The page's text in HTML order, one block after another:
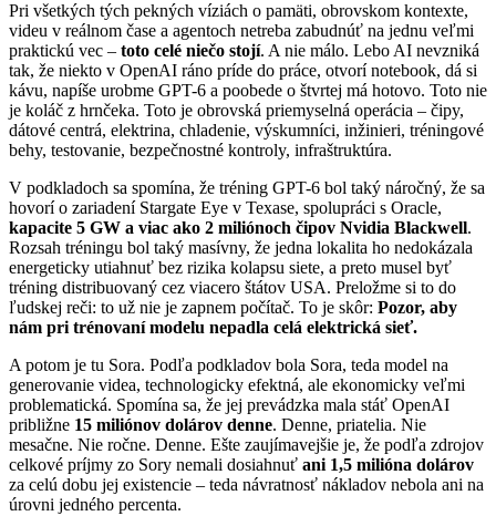
Pri všetkých tých pekných víziách o pamäti, obrovskom kontexte,
videu v reálnom čase a agentoch netreba zabudnúť na jednu veľmi
praktickú vec – toto celé niečo stojí. A nie málo. Lebo AI nevzniká
tak, že niekto v OpenAI ráno príde do práce, otvorí notebook, dá si
kávu, napíše urobme GPT-6 a poobede o štvrtej má hotovo. Toto nie
je koláč z hrnčeka. Toto je obrovská priemyselná operácia – čipy,
dátové centrá, elektrina, chladenie, výskumníci, inžinieri, tréningové
behy, testovanie, bezpečnostné kontroly, infraštruktúra.
V podkladoch sa spomína, že tréning GPT-6 bol taký náročný, že sa
hovorí o zariadení Stargate Eye v Texase, spolupráci s Oracle,
kapacite 5 GW a viac ako 2 miliónoch čipov Nvidia Blackwell.
Rozsah tréningu bol taký masívny, že jedna lokalita ho nedokázala
energeticky utiahnuť bez rizika kolapsu siete, a preto musel byť
tréning distribuovaný cez viacero štátov USA. Preložme si to do
ľudskej reči: to už nie je zapnem počítač. To je skôr: Pozor, aby
nám pri trénovaní modelu nepadla celá elektrická sieť.
A potom je tu Sora. Podľa podkladov bola Sora, teda model na
generovanie videa, technologicky efektná, ale ekonomicky veľmi
problematická. Spomína sa, že jej prevádzka mala stáť OpenAI
približne 15 miliónov dolárov denne. Denne, priatelia. Nie
mesačne. Nie ročne. Denne. Ešte zaujímavejšie je, že podľa zdrojov
celkové príjmy zo Sory nemali dosiahnuť ani 1,5 milióna dolárov
za celú dobu jej existencie – teda návratnosť nákladov nebola ani na
úrovni jedného percenta.